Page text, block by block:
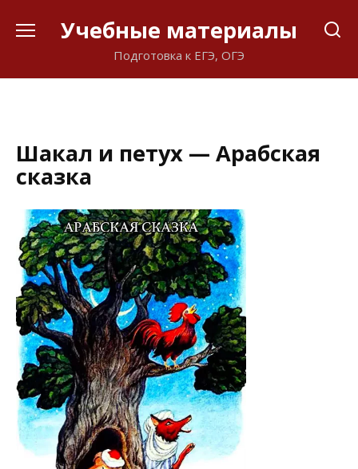
Учебные материалы
Подготовка к ЕГЭ, ОГЭ
Шакал и петух — Арабская
сказка